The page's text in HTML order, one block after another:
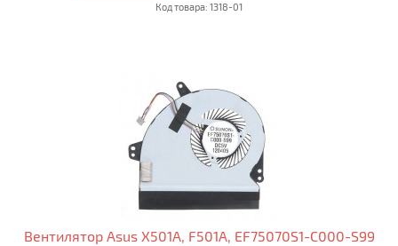
Код товара: 1318-01
Вентилятор Asus X501A, F501A, EF75070S1-C000-S99